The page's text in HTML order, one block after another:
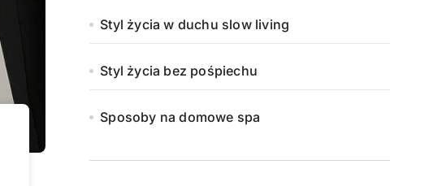
Styl życia w duchu slow living
Styl życia bez pośpiechu
Sposoby na domowe spa